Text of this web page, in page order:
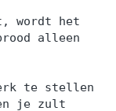
wordt het
alleen
te stellen
je zult